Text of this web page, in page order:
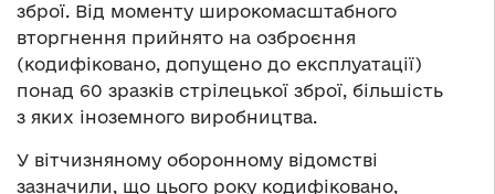
зброї. Від моменту широкомасштабного
вторгнення прийнято на озброєння
(кодифіковано, допущено до експлуатації)
понад 60 зразків стрілецької зброї, більшість
з яких іноземного виробництва.
У вітчизняному оборонному відомстві
зазначили, що цього року кодифіковано,